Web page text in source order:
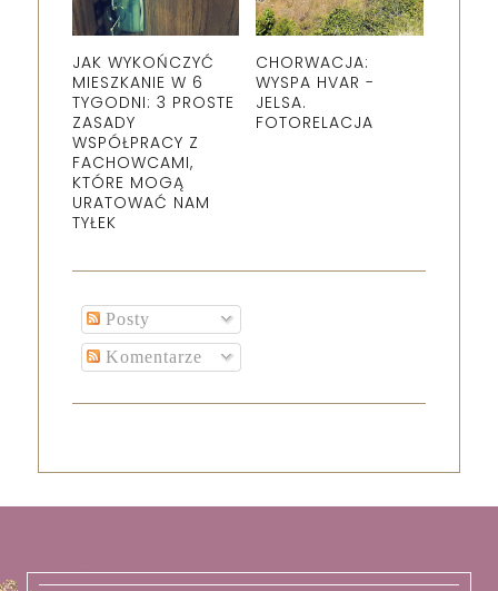
JAK WYKOŃCZYĆ
MIESZKANIE W 6
TYGODNI: 3 PROSTE
ZASADY
WSPÓŁPRACY Z
FACHOWCAMI,
KTÓRE MOGĄ
URATOWAĆ NAM
TYŁEK
CHORWACJA:
WYSPA HVAR -
JELSA.
FOTORELACJA
Posty
Komentarze